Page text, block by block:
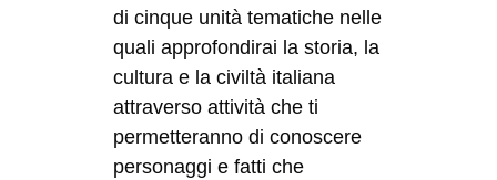
di cinque unità tematiche nelle
quali approfondirai la storia, la
cultura e la civiltà italiana
attraverso attività che ti
permetteranno di conoscere
personaggi e fatti che